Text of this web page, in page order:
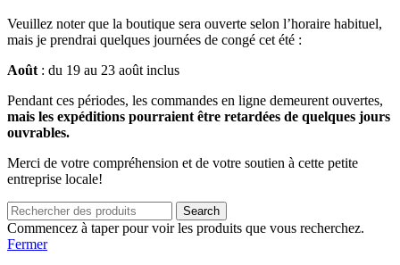
Veuillez noter que la boutique sera ouverte selon l’horaire habituel,
mais je prendrai quelques journées de congé cet été :
Août : du 19 au 23 août inclus
Pendant ces périodes, les commandes en ligne demeurent ouvertes,
mais les expéditions pourraient être retardées de quelques jours
ouvrables.
Merci de votre compréhension et de votre soutien à cette petite
entreprise locale!
Search
Commencez à taper pour voir les produits que vous recherchez.
Fermer